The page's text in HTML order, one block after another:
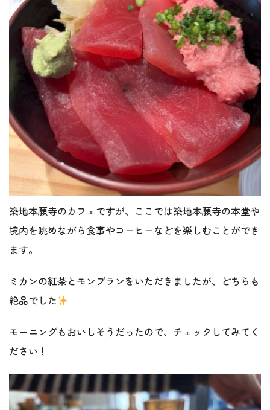
築地本願寺のカフェですが、ここでは築地本願寺の本堂や
境内を眺めながら食事やコーヒーなどを楽しむことができ
ます。
ミカンの紅茶とモンブランをいただきましたが、どちらも
絶品でした
モーニングもおいしそうだったので、チェックしてみてく
ださい！